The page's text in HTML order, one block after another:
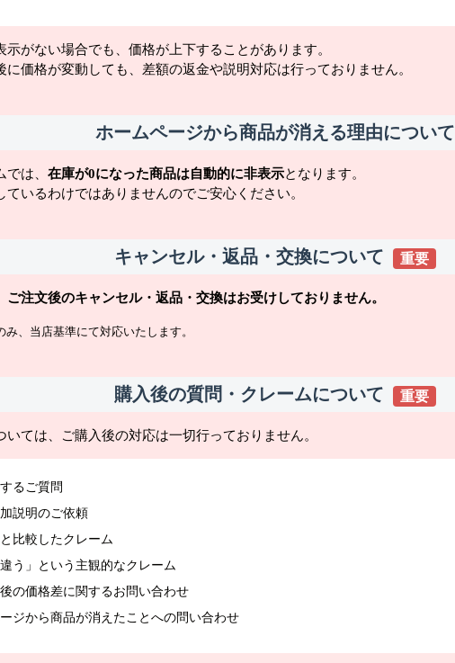
示がない場合でも、価格が上下することがあります。
に価格が変動しても、差額の返金や説明対応は行っておりません。
ホームページから商品が消える理由について
は、 在庫が0になった商品は自動的に非表示となります。
ているわけではありませんのでご安心ください。
キャンセル・返品・交換について 重要
ご注文後のキャンセル・返品・交換はお受けしておりません。
、当店基準にて対応いたします。
購入後の質問・クレームについて 重要
いては、ご購入後の対応は一切行っておりません。
るご質問
説明のご依頼
比較したクレーム
違う」という主観的なクレーム
の価格差に関するお問い合わせ
ジから商品が消えたことへの問い合わせ